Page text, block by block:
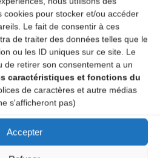
cookies pour stocker et/ou accéder
Le fait de consentir à ces
de traiter des données telles que le
ou les ID uniques sur ce site. Le
de retirer son consentement a un
caractéristiques et fonctions du
de caractères et autre médias
s'afficheront pas)
Accepter
Vieille-Brioude
avec*